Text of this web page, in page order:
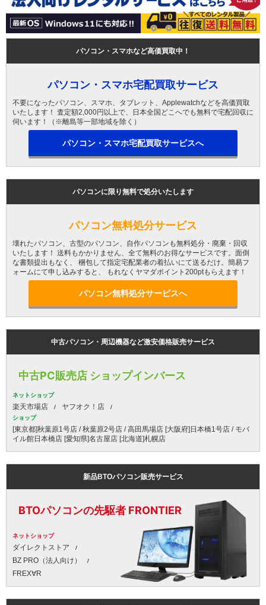
パソコン・スマホなど高価買取中！
パソコン・スマホ宅配買取サービス
不要になったパソコン、スマホ、タブレット、Applewatchなどを高価買取
いたします！ 査定額2,000円以上で、日本全国どこへでも無料で宅配回収に
伺います！（※離島等一部地域を除く）
パソコン・スマホ宅配買取サービスへ
パソコンに限り無料で処分いたします
パソコン無料処分サービス
壊れたパソコン、古型のパソコン、自作パソコンも無料処分・廃棄・回収
いたします！ 送料もかかりません、全て無料のお得なサービスです。面倒
な書類提出もなく、 梱包して指定宅配業者の着払いにて送るだけ。簡易フ
ォームにて申し込みすると、 もれなくヤマダポイント200ptもらえます！
パソコン無料処分サービスへ
中古パソコン・周辺機器など激安価格販売サービス
中古PC販売店 ショップインバース
ネットショップ
楽天市場店 ヤフオク！店
ショップ
[東京都]秋葉原1号店 / 秋葉原2号店 / 高田馬場店 [大阪府]日本橋1号店 / モバ
イル館日本橋店 [愛知県]名古屋店 [北海道]札幌店
新品BTOパソコン販売サービス
BTOパソコンの先駆者 FRONTIER
ネットショップ
ダイレクトストア
BZ PRO（法人向け）
FREX∀R